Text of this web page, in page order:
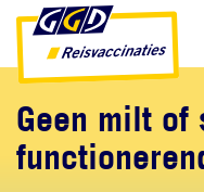
Direct naar inhoud
Direct naar hoofdnavigatie
Direct naar zoekfunctie
Geen milt of